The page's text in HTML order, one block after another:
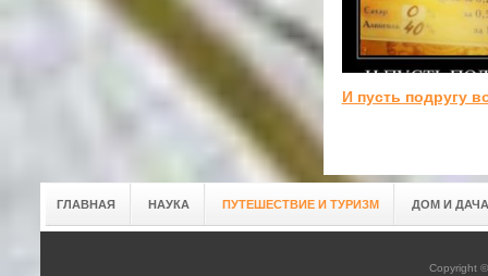
И пусть подругу
ГЛАВНАЯ НАУКА ПУТЕШЕСТВИЕ И ТУРИЗМ ДОМ И ДАЧА
Copyright